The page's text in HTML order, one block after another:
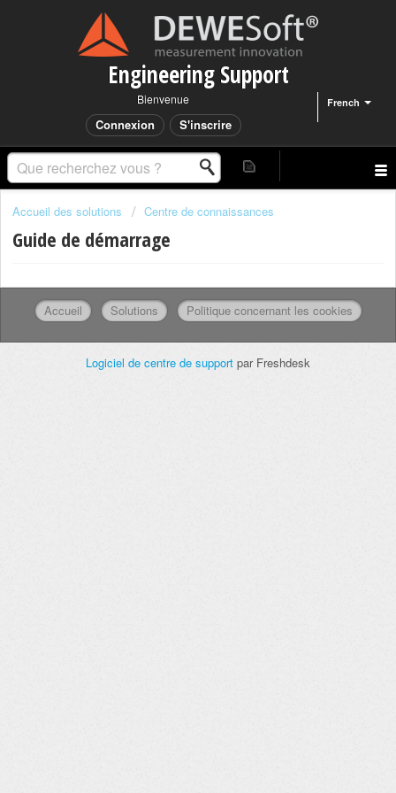
Engineering Support
French
Bienvenue
Connexion S'inscrire
Accueil des solutions Centre de connaissances
Guide de démarrage
Accueil Solutions Politique concernant les cookies
Logiciel de centre de support par Freshdesk